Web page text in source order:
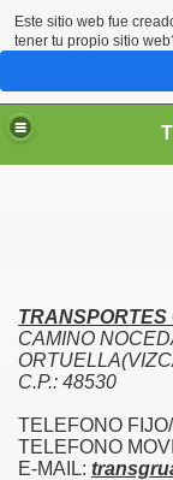
TRANSPORTES
CAMINO
C.P.: 48530
TELEFONO
TELEFONO
E-MAIL:
Este sitio web fue
tener tu propio sitio